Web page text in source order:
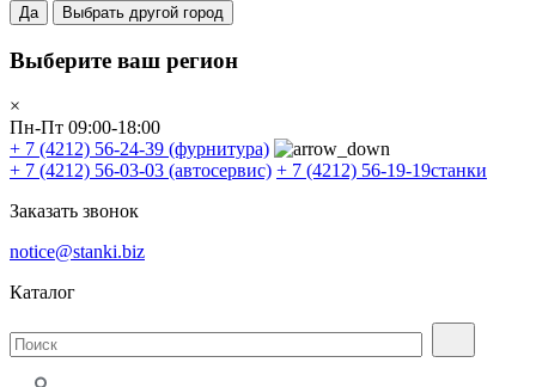
Да Выбрать другой город
Выберите ваш регион
×
Пн-Пт 09:00-18:00
+ 7 (4212) 56-24-39 (фурнитура)
+ 7 (4212) 56-03-03 (автосервис) + 7 (4212) 56-19-19станки
Заказать звонок
notice@stanki.biz
Каталог